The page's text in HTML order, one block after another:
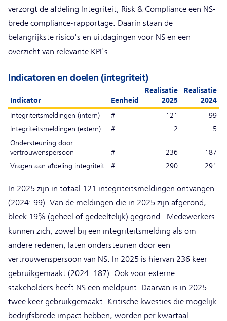
verzorgt de afdeling Integriteit, Risk & Compliance een NS-
brede compliance-rapportage. Daarin staan de
belangrijkste risico's en uitdagingen voor NS en een
overzicht van relevante KPI's.
Indicatoren en doelen (integriteit)
Indicator Eenheid
Realisatie
2025
Realisatie
2024
Integriteitsmeldingen (intern)
# 121
99
Integriteitsmeldingen (extern)
# 2
5
Ondersteuning door
vertrouwenspersoon
# 236
187
Vragen aan afdeling integriteit
# 290 291
In 2025 zijn in totaal 121 integriteitsmeldingen ontvangen
(2024: 99). Van de meldingen die in 2025 zijn afgerond,
bleek 19% (geheel of gedeeltelijk) gegrond. Medewerkers
kunnen zich, zowel bij een integriteitsmelding als om
andere redenen, laten ondersteunen door een
vertrouwenspersoon van NS. In 2025 is hiervan 236 keer
gebruikgemaakt (2024: 187). Ook voor externe
stakeholders heeft NS een meldpunt. Daarvan is in 2025
twee keer gebruikgemaakt. Kritische kwesties die mogelijk
bedrijfsbrede impact hebben, worden per kwartaal